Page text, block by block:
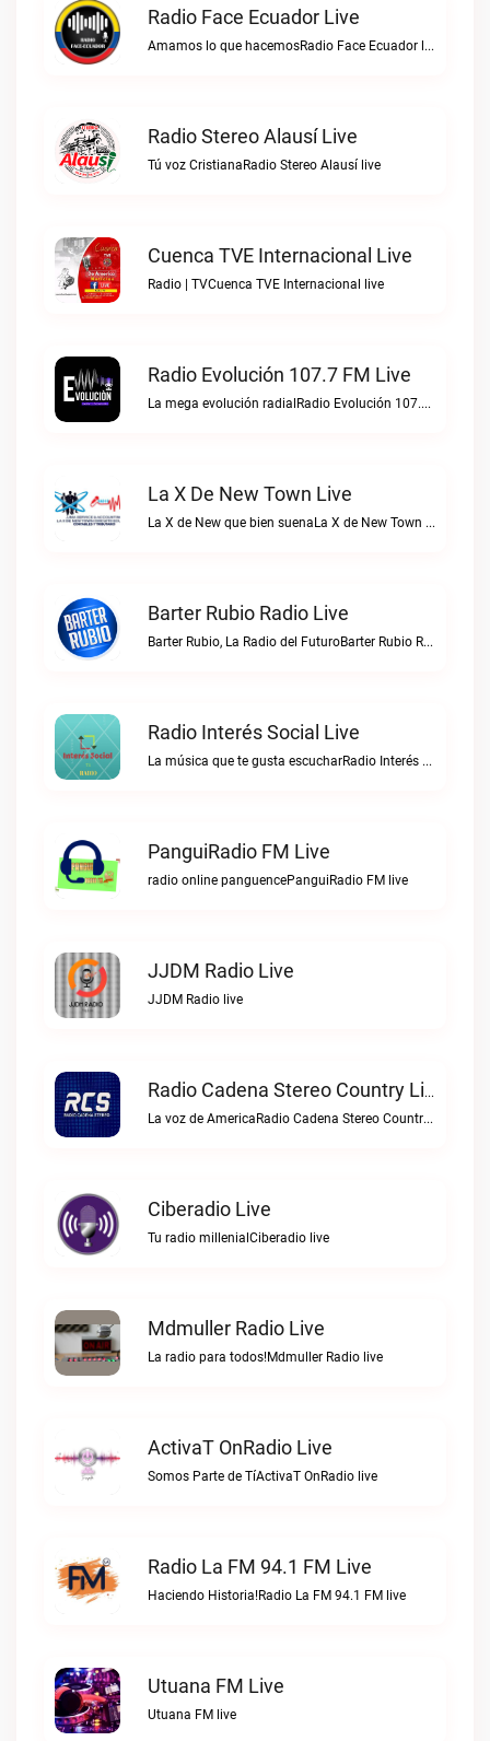
Radio Face Ecuador Live
Amamos lo que hacemosRadio Face Ecuador live
Radio Stereo Alausí Live
Tú voz CristianaRadio Stereo Alausí live
Cuenca TVE Internacional Live
Radio | TVCuenca TVE Internacional live
Radio Evolución 107.7 FM Live
La mega evolución radialRadio Evolución 107.7 FM live
La X De New Town Live
La X de New que bien suenaLa X de New Town live
Barter Rubio Radio Live
Barter Rubio, La Radio del FuturoBarter Rubio Radio live
Radio Interés Social Live
La música que te gusta escucharRadio Interés Social live
PanguiRadio FM Live
radio online panguencePanguiRadio FM live
JJDM Radio Live
JJDM Radio live
Radio Cadena Stereo Country Live
La voz de AmericaRadio Cadena Stereo Country live
Ciberadio Live
Tu radio millenialCiberadio live
Mdmuller Radio Live
La radio para todos!Mdmuller Radio live
ActivaT OnRadio Live
Somos Parte de TíActivaT OnRadio live
Radio La FM 94.1 FM Live
Haciendo Historia!Radio La FM 94.1 FM live
Utuana FM Live
Utuana FM live